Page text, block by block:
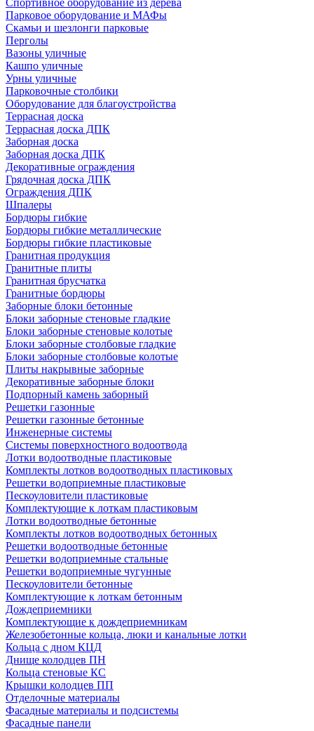
Спортивное оборудование из дерева
Парковое оборудование и МАФы
Скамьи и шезлонги парковые
Перголы
Вазоны уличные
Кашпо уличные
Урны уличные
Парковочные столбики
Оборудование для благоустройства
Террасная доска
Террасная доска ДПК
Заборная доска
Заборная доска ДПК
Декоративные ограждения
Грядочная доска ДПК
Ограждения ДПК
Шпалеры
Бордюры гибкие
Бордюры гибкие металлические
Бордюры гибкие пластиковые
Гранитная продукция
Гранитные плиты
Гранитная брусчатка
Гранитные бордюры
Заборные блоки бетонные
Блоки заборные стеновые гладкие
Блоки заборные стеновые колотые
Блоки заборные столбовые гладкие
Блоки заборные столбовые колотые
Плиты накрывные заборные
Декоративные заборные блоки
Подпорный камень заборный
Решетки газонные
Решетки газонные бетонные
Инженерные системы
Системы поверхностного водоотвода
Лотки водоотводные пластиковые
Комплекты лотков водоотводных пластиковых
Решетки водоприемные пластиковые
Пескоуловители пластиковые
Комплектующие к лоткам пластиковым
Лотки водоотводные бетонные
Комплекты лотков водоотводных бетонных
Решетки водоотводные бетонные
Решетки водоприемные стальные
Решетки водоприемные чугунные
Пескоуловители бетонные
Комплектующие к лоткам бетонным
Дождеприемники
Комплектующие к дождеприемникам
Железобетонные кольца, люки и канальные лотки
Кольца с дном КЦД
Днище колодцев ПН
Кольца стеновые КС
Крышки колодцев ПП
Отделочные материалы
Фасадные материалы и подсистемы
Фасадные панели